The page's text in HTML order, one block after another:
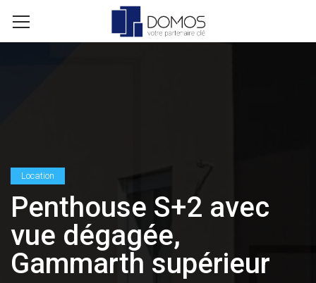
Location
Penthouse S+2 avec
vue dégagée,
Gammarth supérieur